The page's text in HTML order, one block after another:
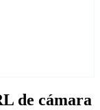
de cámara